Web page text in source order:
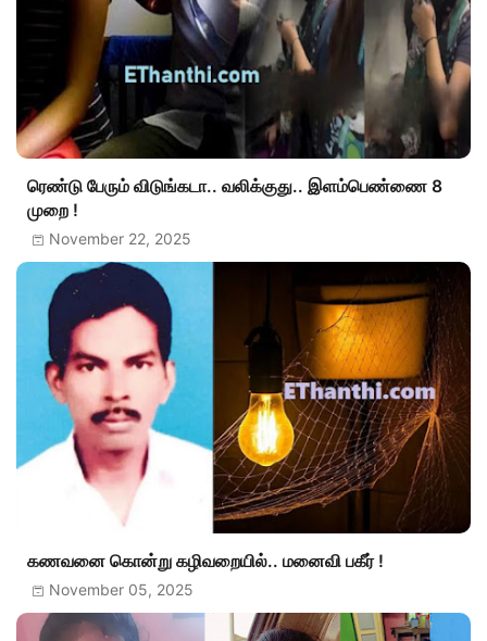
ரெண்டு பேரும் விடுங்கடா.. வலிக்குது.. இளம்பெண்ணை 8
முறை !
November 22, 2025
கணவனை கொன்று கழிவறையில்.. மனைவி பகீர் !
November 05, 2025